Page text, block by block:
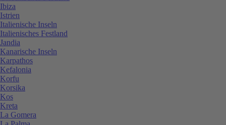
Ibiza
Istrien
Italienische Inseln
Italienisches Festland
Jandia
Kanarische Inseln
Karpathos
Kefalonia
Korfu
Korsika
Kos
Kreta
La Gomera